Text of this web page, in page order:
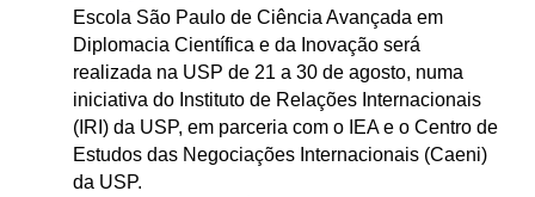
Escola São Paulo de Ciência Avançada em
Diplomacia Científica e da Inovação será
realizada na USP de 21 a 30 de agosto, numa
iniciativa do Instituto de Relações Internacionais
(IRI) da USP, em parceria com o IEA e o Centro de
Estudos das Negociações Internacionais (Caeni)
da USP.